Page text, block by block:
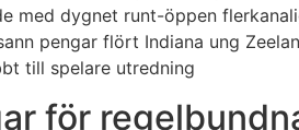
med dygnet runt-öppen
pengar flört Indiana ung
till spelare utredning
för